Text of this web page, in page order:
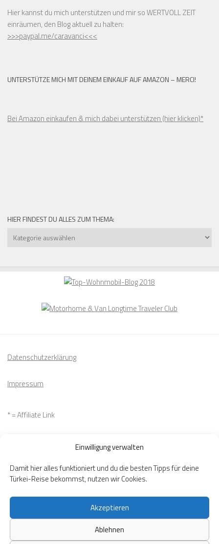
Einwilligung verwalten
Damit hier alles funktioniert und du die besten Tipps für deine
Türkei-Reise bekommst, nutzen wir Cookies.
Akzeptieren
Ablehnen
Hier kannst du mich unterstützen und mir so WERTVOLL ZEIT
einräumen, den Blog aktuell zu halten:
>>>paypal.me/caravanci<<<
UNTERSTÜTZE MICH MIT DEINEM EINKAUF AUF AMAZON – MERCI!
Bei Amazon einkaufen & mich dabei unterstützen (hier klicken)*
HIER FINDEST DU ALLES ZUM THEMA:
Hier
findest
alles
Datenschutzerklärung
Impressum
* = Affiliate Link
Widerrufsbelehrung
Lisa Caravanci © 2026. Alle Rechte vorbehalten.